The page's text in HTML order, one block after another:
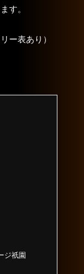
す。
ー表あり）
ジ祇園